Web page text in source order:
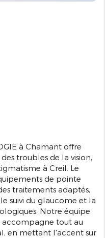
à Chamant offre
troubles de la vision,
à Creil. Le
de pointe
traitements adaptés,
suivi du glaucome et la
Notre équipe
accompagne tout au
en mettant l'accent sur